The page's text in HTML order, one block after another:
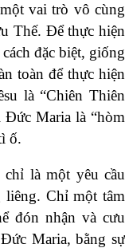
vai trò vô cùng
Thế. Để thực hiện
đặc biệt, giống
toàn để thực hiện
là “Chiên Thiên
Đức Maria là “hòm
ố.
là một yêu cầu
liêng. Chỉ một tâm
đón nhận và cưu
Maria, bằng sự